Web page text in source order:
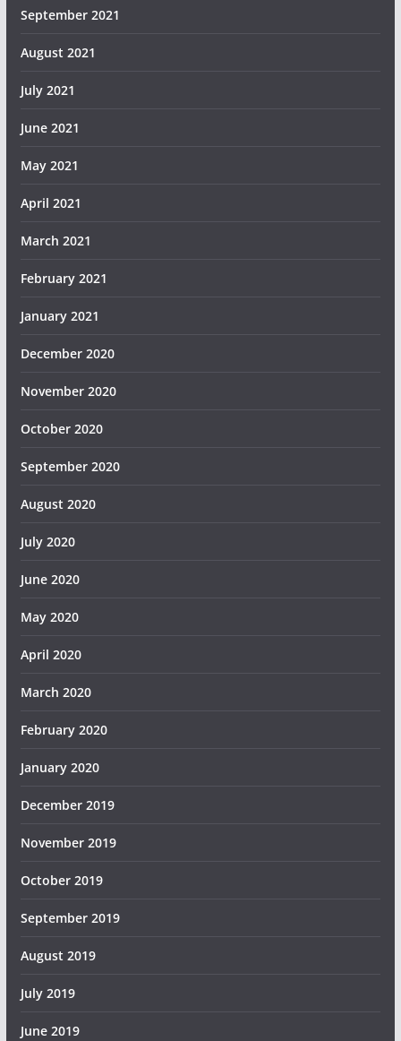
September 2021
August 2021
July 2021
June 2021
May 2021
April 2021
March 2021
February 2021
January 2021
December 2020
November 2020
October 2020
September 2020
August 2020
July 2020
June 2020
May 2020
April 2020
March 2020
February 2020
January 2020
December 2019
November 2019
October 2019
September 2019
August 2019
July 2019
June 2019